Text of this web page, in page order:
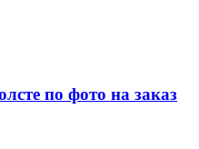
по фото на заказ